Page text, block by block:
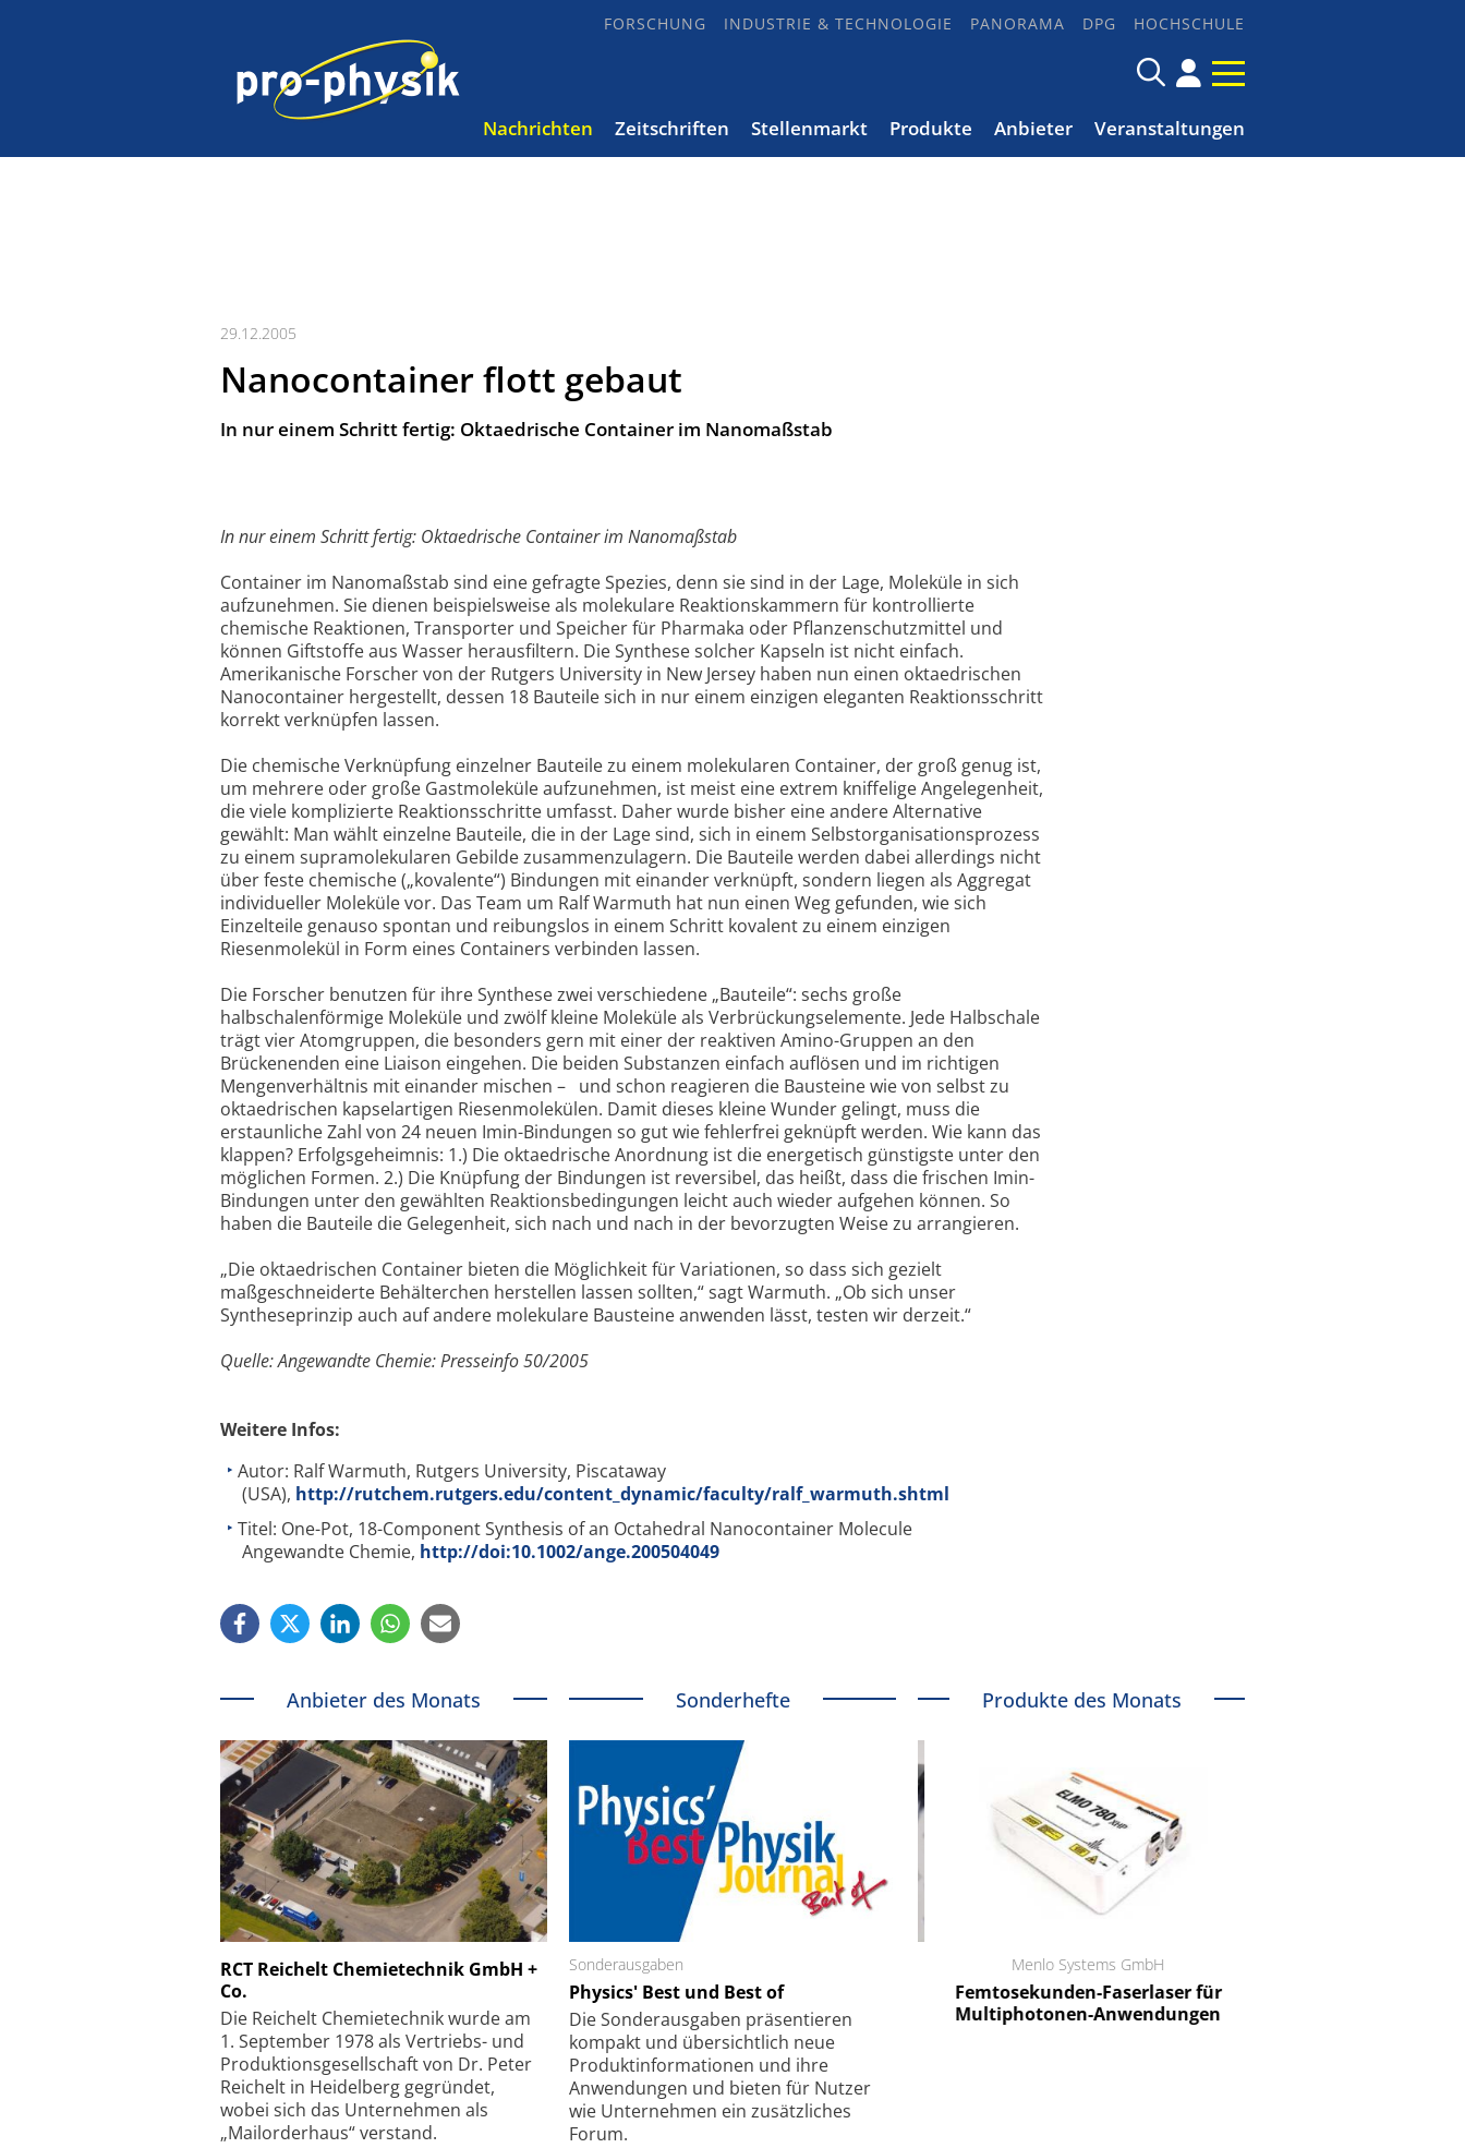
FORSCHUNG INDUSTRIE & TECHNOLOGIE PANORAMA DPG HOCHSCHULE
Nachrichten Zeitschriften Stellenmarkt Produkte Anbieter Veranstaltungen
29.12.2005
Nanocontainer flott gebaut
In nur einem Schritt fertig: Oktaedrische Container im Nanomaßstab
In nur einem Schritt fertig: Oktaedrische Container im Nanomaßstab
Container im Nanomaßstab sind eine gefragte Spezies, denn sie sind in der Lage, Moleküle in sich
aufzunehmen. Sie dienen beispielsweise als molekulare Reaktionskammern für kontrollierte
chemische Reaktionen, Transporter und Speicher für Pharmaka oder Pflanzenschutzmittel und
können Giftstoffe aus Wasser herausfiltern. Die Synthese solcher Kapseln ist nicht einfach.
Amerikanische Forscher von der Rutgers University in New Jersey haben nun einen oktaedrischen
Nanocontainer hergestellt, dessen 18 Bauteile sich in nur einem einzigen eleganten Reaktionsschritt
korrekt verknüpfen lassen.
Die chemische Verknüpfung einzelner Bauteile zu einem molekularen Container, der groß genug ist,
um mehrere oder große Gastmoleküle aufzunehmen, ist meist eine extrem kniffelige Angelegenheit,
die viele komplizierte Reaktionsschritte umfasst. Daher wurde bisher eine andere Alternative
gewählt: Man wählt einzelne Bauteile, die in der Lage sind, sich in einem Selbstorganisationsprozess
zu einem supramolekularen Gebilde zusammenzulagern. Die Bauteile werden dabei allerdings nicht
über feste chemische („kovalente“) Bindungen mit einander verknüpft, sondern liegen als Aggregat
individueller Moleküle vor. Das Team um Ralf Warmuth hat nun einen Weg gefunden, wie sich
Einzelteile genauso spontan und reibungslos in einem Schritt kovalent zu einem einzigen
Riesenmolekül in Form eines Containers verbinden lassen.
Die Forscher benutzen für ihre Synthese zwei verschiedene „Bauteile“: sechs große
halbschalenförmige Moleküle und zwölf kleine Moleküle als Verbrückungselemente. Jede Halbschale
trägt vier Atomgruppen, die besonders gern mit einer der reaktiven Amino-Gruppen an den
Brückenenden eine Liaison eingehen. Die beiden Substanzen einfach auflösen und im richtigen
Mengenverhältnis mit einander mischen – und schon reagieren die Bausteine wie von selbst zu
oktaedrischen kapselartigen Riesenmolekülen. Damit dieses kleine Wunder gelingt, muss die
erstaunliche Zahl von 24 neuen Imin-Bindungen so gut wie fehlerfrei geknüpft werden. Wie kann das
klappen? Erfolgsgeheimnis: 1.) Die oktaedrische Anordnung ist die energetisch günstigste unter den
möglichen Formen. 2.) Die Knüpfung der Bindungen ist reversibel, das heißt, dass die frischen Imin-
Bindungen unter den gewählten Reaktionsbedingungen leicht auch wieder aufgehen können. So
haben die Bauteile die Gelegenheit, sich nach und nach in der bevorzugten Weise zu arrangieren.
„Die oktaedrischen Container bieten die Möglichkeit für Variationen, so dass sich gezielt
maßgeschneiderte Behälterchen herstellen lassen sollten,“ sagt Warmuth. „Ob sich unser
Syntheseprinzip auch auf andere molekulare Bausteine anwenden lässt, testen wir derzeit.“
Quelle: Angewandte Chemie: Presseinfo 50/2005
Weitere Infos:
Autor: Ralf Warmuth, Rutgers University, Piscataway
(USA), http://rutchem.rutgers.edu/content_dynamic/faculty/ralf_warmuth.shtml
Titel: One-Pot, 18-Component Synthesis of an Octahedral Nanocontainer Molecule
Angewandte Chemie, http://doi:10.1002/ange.200504049
Anbieter des Monats
RCT Reichelt Chemietechnik GmbH +
Co.
Die Reichelt Chemietechnik wurde am
1. September 1978 als Vertriebs- und
Produktionsgesellschaft von Dr. Peter
Reichelt in Heidelberg gegründet,
wobei sich das Unternehmen als
„Mailorderhaus“ verstand.
Sonderhefte
Sonderausgaben
Physics' Best und Best of
Die Sonder­ausgaben präsentieren
kompakt und übersichtlich neue
Produkt­informationen und ihre
Anwendungen und bieten für Nutzer
wie Unternehmen ein zusätzliches
Forum.
Produkte des Monats
Schäfter + Kirchhoff GmbH
Feinfokussierungsmechanismus
Elektronenmikroskopie auf
kleinstem Raum
Menlo Systems GmbH
Femtosekunden-Faserlaser für
Multiphotonen-Anwendungen